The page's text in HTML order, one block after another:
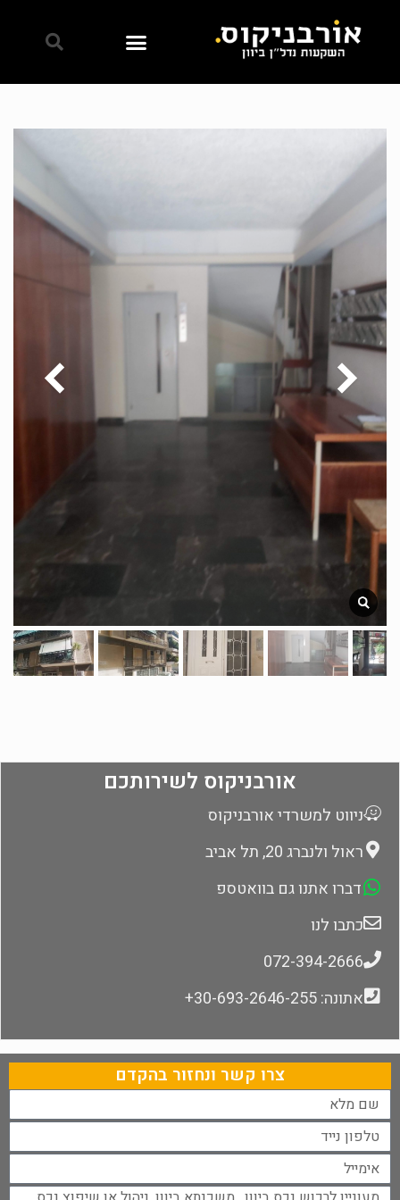
אורבניקוס לשירותכם
ניווט למשרדי אורבניקוס
ראול ולנברג 20, תל אביב
דברו אתנו גם בוואטספ
כתבו לנו
072-394-2666
אתונה: 30-693-2646-255+
צרו קשר ונחזור בהקדם